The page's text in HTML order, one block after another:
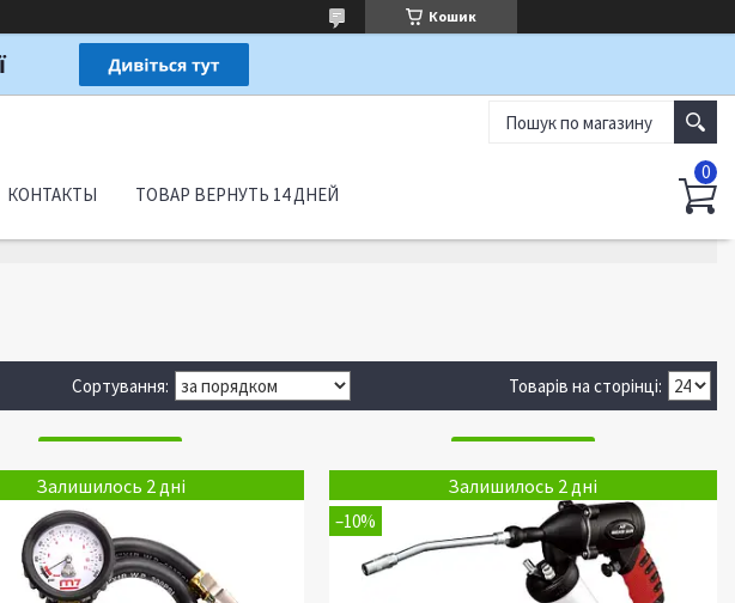
Кошик
КОНТАКТЫ ТОВАР ВЕРНУТЬ 14 ДНЕЙ
Залишилось 2 дні Залишилось 2 дні
–10%